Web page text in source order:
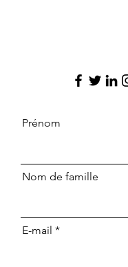
Prénom
Nom de famille
E-mail